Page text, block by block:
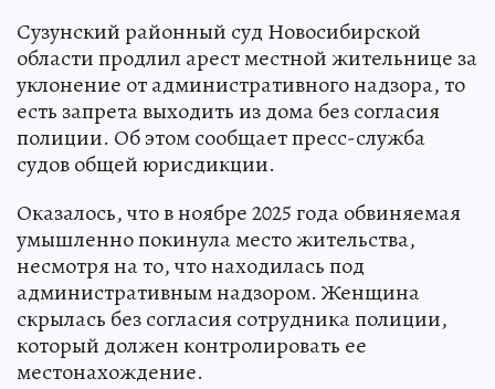
Сузунский районный суд Новосибирской
области продлил арест местной жительнице за
уклонение от административного надзора, то
есть запрета выходить из дома без согласия
полиции. Об этом сообщает пресс-служба
судов общей юрисдикции.
Оказалось, что в ноябре 2025 года обвиняемая
умышленно покинула место жительства,
несмотря на то, что находилась под
административным надзором. Женщина
скрылась без согласия сотрудника полиции,
который должен контролировать ее
местонахождение.